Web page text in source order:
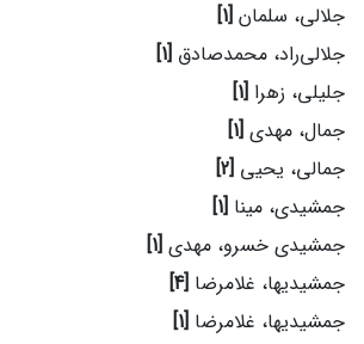
جلالی، سلمان [1]
جلالی‌راد، محمدصادق [1]
جلیلی، زهرا [1]
جمال، مهدی [1]
جمالی، یحیی [2]
جمشیدی، مینا [1]
جمشیدی خسرو، مهدی [1]
جمشیدیها، غلامرضا [4]
جمشیدیها، غلامرضا [1]